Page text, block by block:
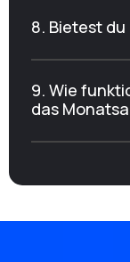
8. Bietest
9. Wie
das